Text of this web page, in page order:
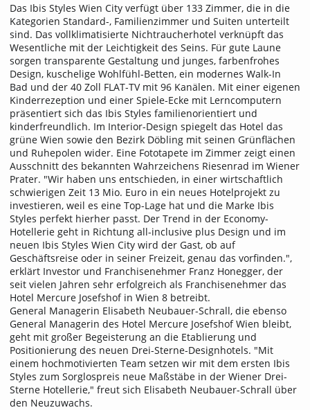
Das Ibis Styles Wien City verfügt über 133 Zimmer, die in die
Kategorien Standard-, Familienzimmer und Suiten unterteilt
sind. Das vollklimatisierte Nichtraucherhotel verknüpft das
Wesentliche mit der Leichtigkeit des Seins. Für gute Laune
sorgen transparente Gestaltung und junges, farbenfrohes
Design, kuschelige Wohlfühl-Betten, ein modernes Walk-In
Bad und der 40 Zoll FLAT-TV mit 96 Kanälen. Mit einer eigenen
Kinderrezeption und einer Spiele-Ecke mit Lerncomputern
präsentiert sich das Ibis Styles familienorientiert und
kinderfreundlich. Im Interior-Design spiegelt das Hotel das
grüne Wien sowie den Bezirk Döbling mit seinen Grünflächen
und Ruhepolen wider. Eine Fototapete im Zimmer zeigt einen
Ausschnitt des bekannten Wahrzeichens Riesenrad im Wiener
Prater. "Wir haben uns entschieden, in einer wirtschaftlich
schwierigen Zeit 13 Mio. Euro in ein neues Hotelprojekt zu
investieren, weil es eine Top-Lage hat und die Marke Ibis
Styles perfekt hierher passt. Der Trend in der Economy-
Hotellerie geht in Richtung all-inclusive plus Design und im
neuen Ibis Styles Wien City wird der Gast, ob auf
Geschäftsreise oder in seiner Freizeit, genau das vorfinden.",
erklärt Investor und Franchisenehmer Franz Honegger, der
seit vielen Jahren sehr erfolgreich als Franchisenehmer das
Hotel Mercure Josefshof in Wien 8 betreibt.
General Managerin Elisabeth Neubauer-Schrall, die ebenso
General Managerin des Hotel Mercure Josefshof Wien bleibt,
geht mit großer Begeisterung an die Etablierung und
Positionierung des neuen Drei-Sterne-Designhotels. "Mit
einem hochmotivierten Team setzen wir mit dem ersten Ibis
Styles zum Sorglospreis neue Maßstäbe in der Wiener Drei-
Sterne Hotellerie," freut sich Elisabeth Neubauer-Schrall über
den Neuzuwachs.